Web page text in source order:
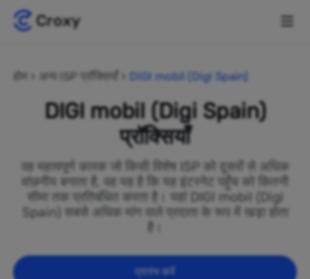
होम अन्य ISP प्रॉक्सियाँ DIGI mobil (Digi Spain)
DIGI mobil (Digi Spain)
प्रॉक्सियाँ
वह महत्वपूर्ण कारक जो किसी विशेष ISP को दूसरों से अधिक
वांछनीय बनाता है, वह यह है कि यह इंटरनेट पहुँच को कितनी
सीमा तक प्रतिबंधित करता है। यहां DIGI mobil (Digi
Spain) सबसे अधिक मांग वाले प्रदाता के रूप में खड़ा होता
प्रारंभ करें